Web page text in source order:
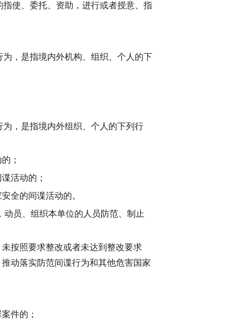
指使、委托、资助，进行或者授意、指
，是指境内外机构、组织、个人的下
为，是指境内外组织、个人的下列行
；
活动的；
全的间谍活动的。
员、组织本单位的人员防范、制止
按照要求整改或者未达到整改要求
动落实防范间谍行为和其他危害国家
件的；